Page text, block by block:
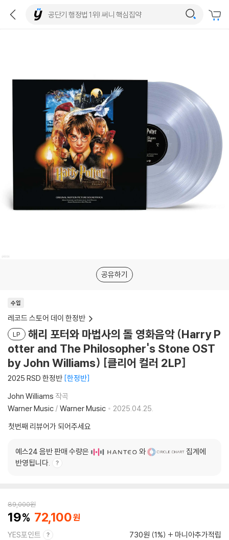
공유하기
수입
레코드 스토어 데이 한정반
LP
해리 포터와 마법사의 돌 영화음악 (Harry P
otter and The Philosopher's Stone OST
by John Williams) [클리어 컬러 2LP]
2025 RSD 한정반 한정반
John Williams 작곡
Warner Music / Warner Music
2025.04.25.
첫번째 리뷰어가 되어주세요
예스24 음반 판매 수량은 와
집계에
반영됩니다.
89,000원
19 72,100
YES포인트 730원 (1%) 마니아추가적립